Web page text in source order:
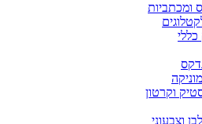
ומכתביות
כללי
וקרטון
וצבעוני